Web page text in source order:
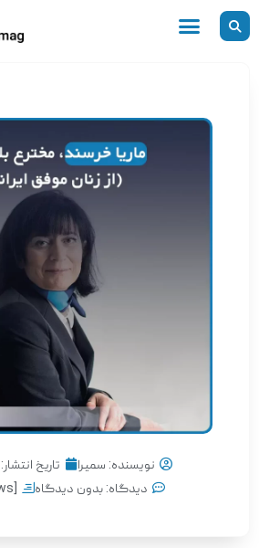
پرش
به
نویسنده: سمیرا تاریخ انتشار:
دیدگاه: بدون دیدگاه [post-views]